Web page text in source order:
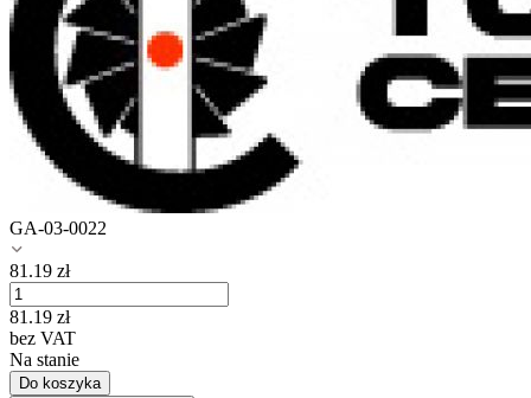
GA-03-0022
81.19 zł
81.19 zł
bez VAT
Na stanie
Do koszyka